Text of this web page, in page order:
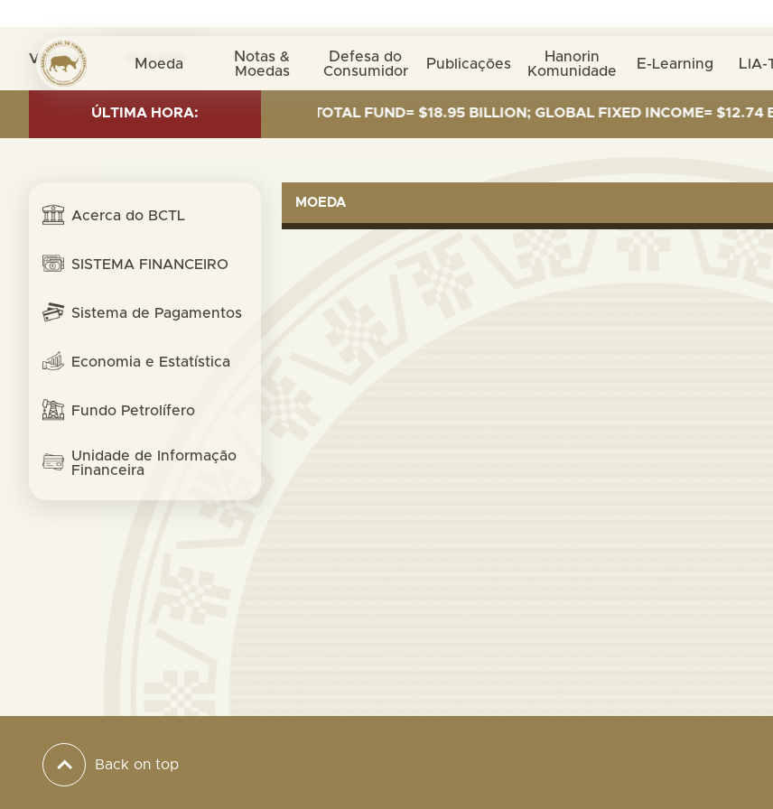
Moeda Notas &
Moedas
Defesa do
Consumidor Publicações Hanorin
Komunidade E-Learning
Visita nº 0033109
ÚLTIMA HORA:
INVESTMENT AS OF 30 SEP. 2025: TOTAL FUND= $18.95 BILLION; GLOBAL FIXED INCOME= $12.74
Acerca do BCTL
SISTEMA FINANCEIRO
Sistema de Pagamentos
Economia e Estatística
Fundo Petrolífero
Unidade de Informação
Financeira
MOEDA
Back on top